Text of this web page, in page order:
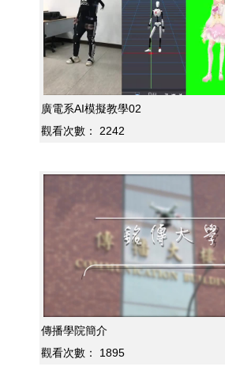
廣電系AI模擬教學02
觀看次數：
2242
傳播學院簡介
觀看次數：
1895